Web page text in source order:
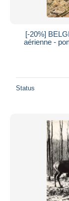
[-20%]
aérienne -
Status